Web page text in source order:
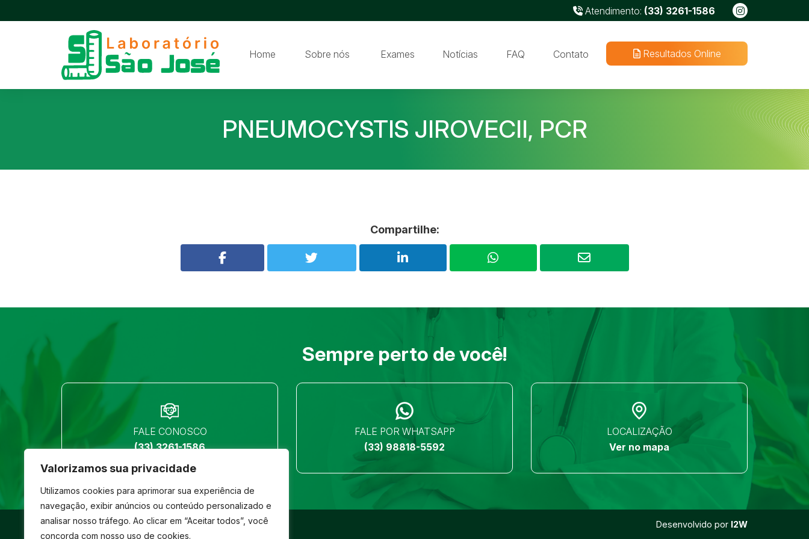
Valorizamos sua privacidade
Utilizamos cookies para aprimorar sua experiência de
navegação, exibir anúncios ou conteúdo personalizado e
analisar nosso tráfego. Ao clicar em “Aceitar todos”, você
concorda com nosso uso de cookies.
Atendimento: (33) 3261-1586
Home Sobre nós Exames Notícias FAQ Contato Resultados Online
PNEUMOCYSTIS JIROVECII, PCR
Compartilhe:
Sempre perto de você!
FALE CONOSCO
(33) 3261-1586
FALE POR WHATSAPP
(33) 98818-5592
LOCALIZAÇÃO
Ver no mapa
© São José- Todos os direitos reservados Desenvolvido por I2W